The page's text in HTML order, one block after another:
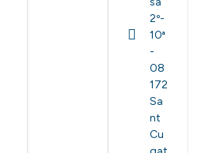
2º-
10ª
-
08
172
Sa
nt
Cu